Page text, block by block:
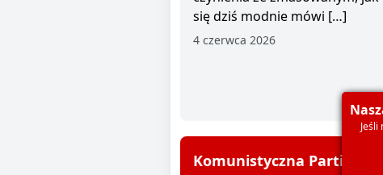
się dziś modnie mówi […]
4 czerwca 2026
Komunistyczna Partia